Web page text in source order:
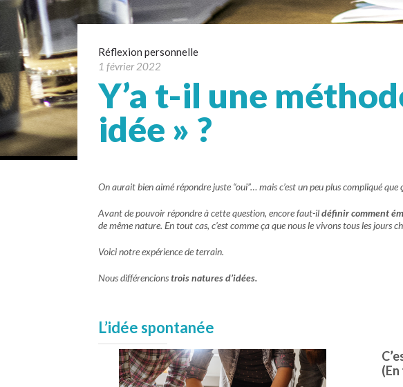
Réflexion personnelle
1 février 2022
Y’a t-il une
idée » ?
On aurait bien aimé répondre juste “oui”… mais c’est un peu plus compliqué que
Avant de pouvoir répondre à cette question, encore faut-ildéfinir comment
de même nature. En tout cas, c’est comme ça que nous le vivons tous les jours
Voici notre expérience de terrain.
Nous différencionstrois natures d’idées.
L’idée spontanée